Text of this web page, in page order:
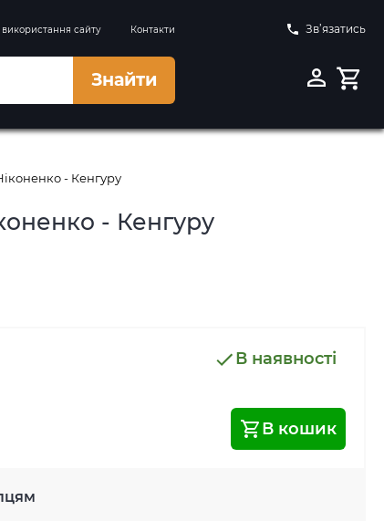
сайту Контакти Зв’язатись
Знайти
- Кенгуру
- Кенгуру
В наявності
В кошик